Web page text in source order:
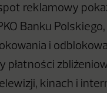
reklamowy
Banku
i
płatności
kinach i